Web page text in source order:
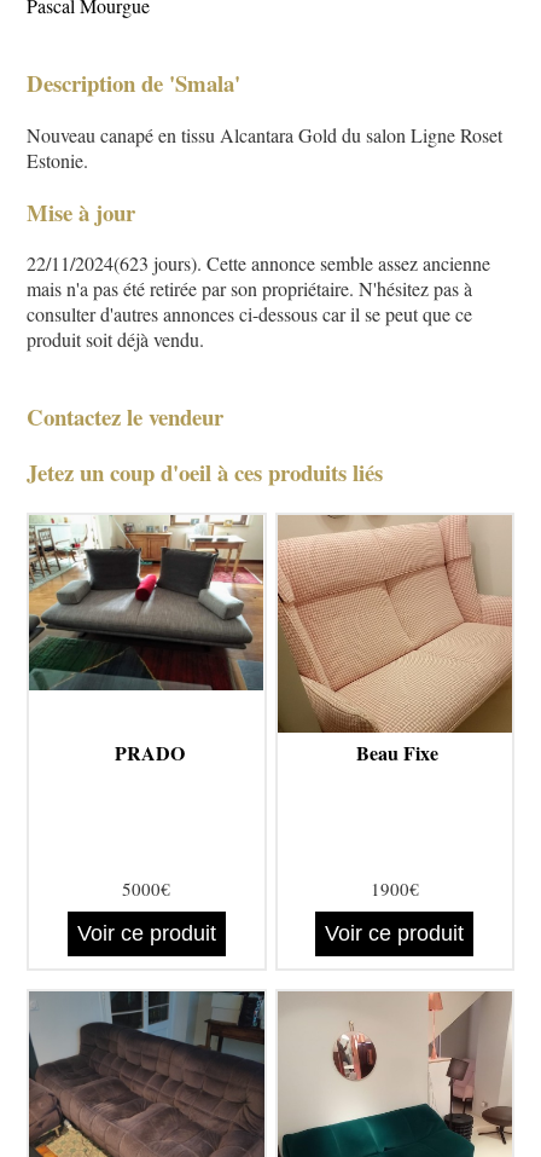
Pascal Mourgue
Description de 'Smala'
Nouveau canapé en tissu Alcantara Gold du salon Ligne Roset
Estonie.
Mise à jour
22/11/2024(623 jours). Cette annonce semble assez ancienne
mais n'a pas été retirée par son propriétaire. N'hésitez pas à
consulter d'autres annonces ci-dessous car il se peut que ce
produit soit déjà vendu.
Contactez le vendeur
Jetez un coup d'oeil à ces produits liés
PRADO
5000€
Voir ce produit
Beau Fixe
1900€
Voir ce produit